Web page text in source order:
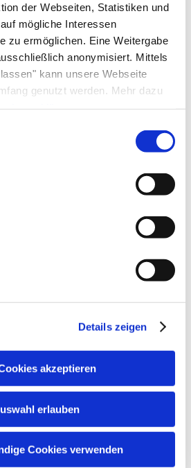
der Webseiten, Statistiken und
mögliche Interessen
zu ermöglichen. Eine Weitergabe
anonymisiert. Mittels
kann unsere Webseite
genutzt werden. Mehr dazu
.
Details zeigen
akzeptieren
erlauben
Cookies verwenden
kostenloser Parkplatz
Fahrradparkplätze
vor Ort
Minigolf
Wandern
(Alle öffentlichen und privaten
Grillmöglichkeit